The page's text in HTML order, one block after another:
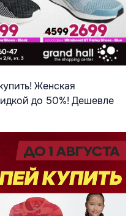
Женская
до 50%! Дешевле